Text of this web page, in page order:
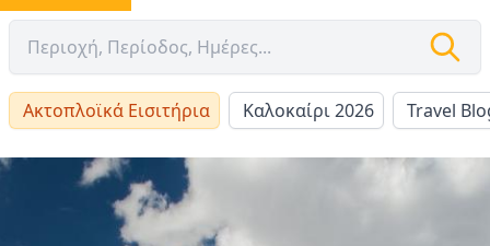
Ακτοπλοϊκά Εισιτήρια Καλοκαίρι 2026 Travel